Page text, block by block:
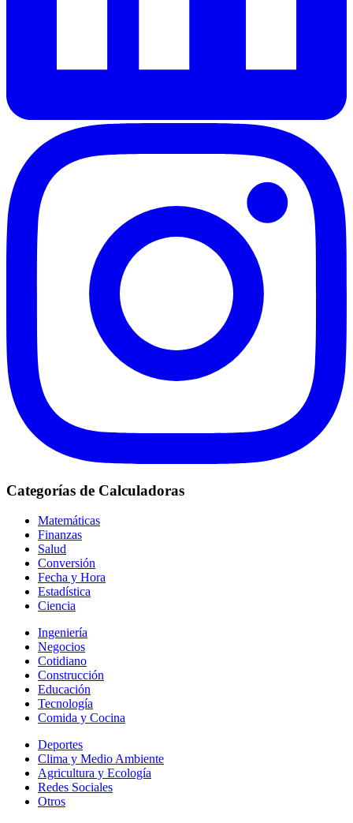
Categorías de Calculadoras
Matemáticas
Finanzas
Salud
Conversión
Fecha y Hora
Estadística
Ciencia
Ingeniería
Negocios
Cotidiano
Construcción
Educación
Tecnología
Comida y Cocina
Deportes
Clima y Medio Ambiente
Agricultura y Ecología
Redes Sociales
Otros